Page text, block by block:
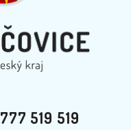
777 519 519